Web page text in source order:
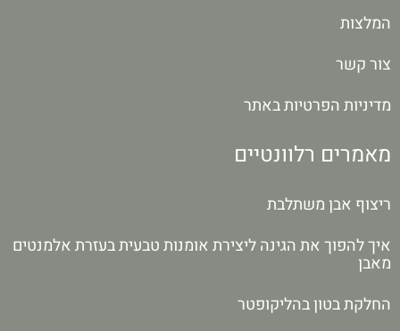
המלצות
צור קשר
מדיניות הפרטיות באתר
מאמרים רלוונטיים
ריצוף אבן משתלבת
איך להפוך את הגינה ליצירת אומנות טבעית בעזרת אלמנטים
מאבן
החלקת בטון בהליקופטר